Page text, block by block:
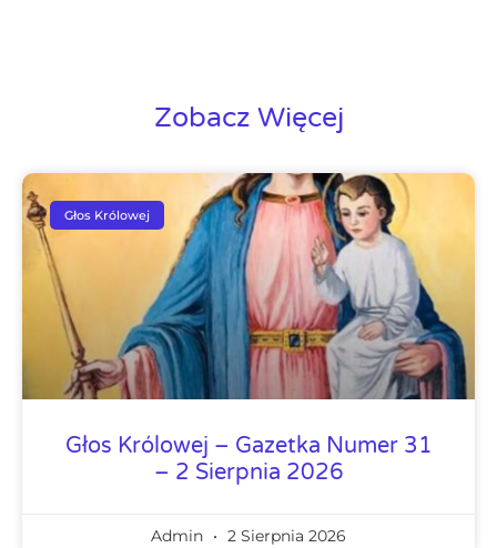
Zobacz Więcej
Głos Królowej
Głos Królowej – Gazetka Numer 31
– 2 Sierpnia 2026
Admin 2 Sierpnia 2026